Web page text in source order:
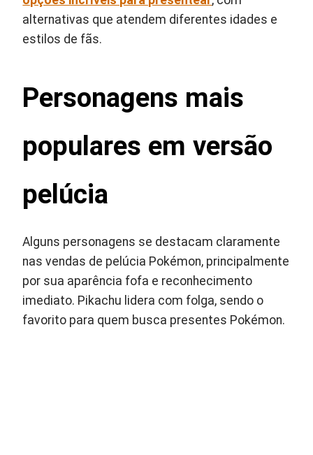
alternativas que atendem diferentes idades e
estilos de fãs.
Personagens mais
populares em versão
pelúcia
Alguns personagens se destacam claramente
nas vendas de pelúcia Pokémon, principalmente
por sua aparência fofa e reconhecimento
imediato. Pikachu lidera com folga, sendo o
favorito para quem busca presentes Pokémon.